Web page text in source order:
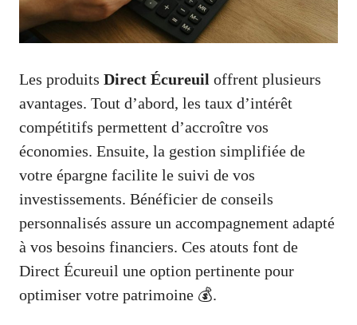
Les produits Direct Écureuil offrent plusieurs
avantages. Tout d’abord, les taux d’intérêt
compétitifs permettent d’accroître vos
économies. Ensuite, la gestion simplifiée de
votre épargne facilite le suivi de vos
investissements. Bénéficier de conseils
personnalisés assure un accompagnement adapté
à vos besoins financiers. Ces atouts font de
Direct Écureuil une option pertinente pour
optimiser votre patrimoine 💰.